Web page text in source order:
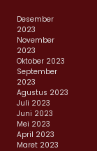
Desember
2023
November
2023
Oktober 2023
September
2023
Agustus 2023
Juli 2023
Juni 2023
Mei 2023
April 2023
Maret 2023